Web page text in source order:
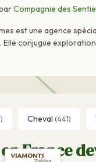
Compagnie des
est une agence
conjugue
Cheval (441)
France